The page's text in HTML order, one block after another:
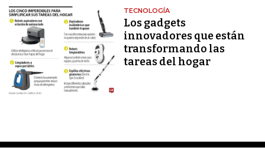
TECNOLOGÍA
Los gadgets
innovadores que están
transformando las
tareas del hogar